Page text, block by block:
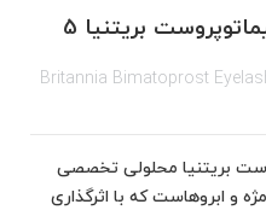
محلول تقویت مژه و ابرو بیماتوپروست بریتنیا 5
Britannia Bimatoprost
بریتنیا محلولی تخصصی
و ابروهاست که با اثرگذاری